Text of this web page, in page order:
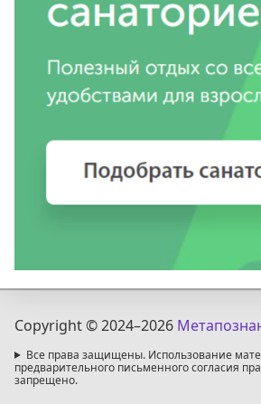
Copyright © 2024–2026
Все права защищены. Использование
предварительного письменного согласия
запрещено.